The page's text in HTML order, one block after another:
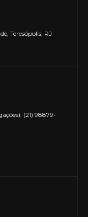
Teresópolis, RJ
(21) 98879-